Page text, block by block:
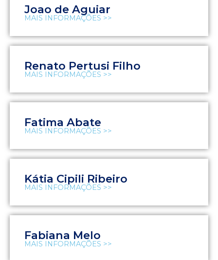
Joao de Aguiar
MAIS INFORMAÇÕES >>
Renato Pertusi Filho
MAIS INFORMAÇÕES >>
Fatima Abate
MAIS INFORMAÇÕES >>
Kátia Cipili Ribeiro
MAIS INFORMAÇÕES >>
Fabiana Melo
MAIS INFORMAÇÕES >>